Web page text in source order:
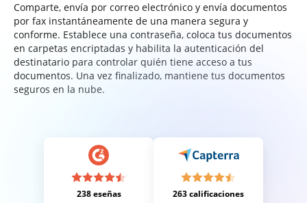
Comparte, envía por correo electrónico y envía documentos
por fax instantáneamente de una manera segura y
conforme. Establece una contraseña, coloca tus documentos
en carpetas encriptadas y habilita la autenticación del
destinatario para controlar quién tiene acceso a tus
documentos. Una vez finalizado, mantiene tus documentos
seguros en la nube.
238 eseñas 263 calificaciones